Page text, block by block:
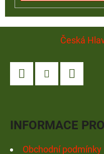
Česká
INFORMACE
Obchodní podmínky